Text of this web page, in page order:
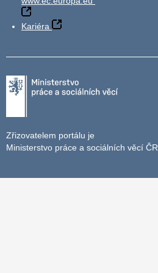
Kariéra
Zřizovatelem portálu je
Ministerstvo práce a sociálních věcí ČR